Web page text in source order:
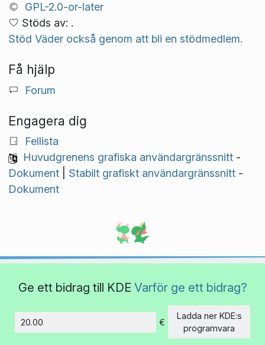
GPL-2.0-or-later
Stöds av: .
Stöd Väder också genom att bli en stödmedlem.
Få hjälp
Forum
Engagera dig
Fellista
Huvudgrenens grafiska användargränssnitt-
Dokument| Stabilt grafiskt användargränssnitt-
Dokument
Ge ett bidrag till KDE Varför ge ett bidrag?
€
Ladda ner KDE:s
programvara